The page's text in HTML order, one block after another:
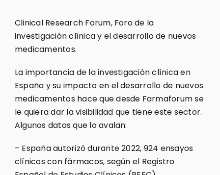
Clinical Research Forum, Foro de la
investigación clínica y el desarrollo de nuevos
medicamentos.
La importancia de la investigación clínica en
España y su impacto en el desarrollo de nuevos
medicamentos hace que desde Farmaforum se
le quiera dar la visibilidad que tiene este sector.
Algunos datos que lo avalan:
– España autorizó durante 2022, 924 ensayos
clínicos con fármacos, según el Registro